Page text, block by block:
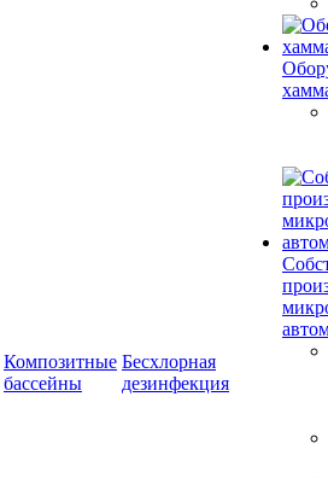
Композитные
бассейны
Бесхлорная
дезинфекция